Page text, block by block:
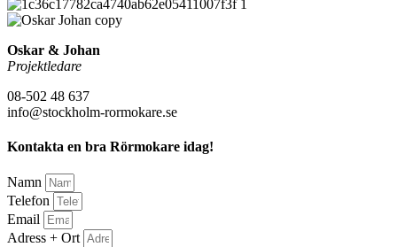
Oskar & Johan
Projektledare
08-502 48 637
info@stockholm-rormokare.se
Kontakta en bra Rörmokare idag!
Namn
Telefon
Email
Adress + Ort